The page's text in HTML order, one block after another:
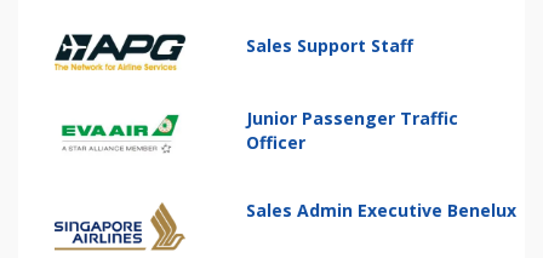
Sales Support Staff
Junior Passenger Traffic
Officer
Sales Admin Executive Benelux